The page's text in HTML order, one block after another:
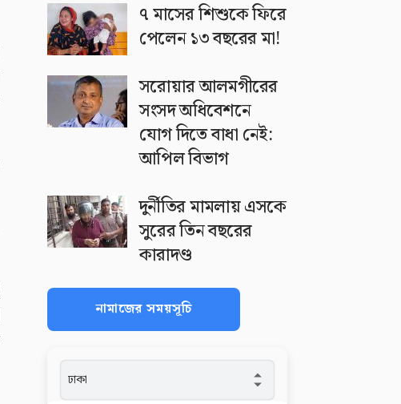
৭ মাসের শিশুকে ফিরে
পেলেন ১৩ বছরের মা!
সরোয়ার আলমগীরের
সংসদ অধিবেশনে
যোগ দিতে বাধা নেই:
আপিল বিভাগ
দুর্নীতির মামলায় এসকে
সুরের তিন বছরের
কারাদণ্ড
নামাজের সময়সূচি